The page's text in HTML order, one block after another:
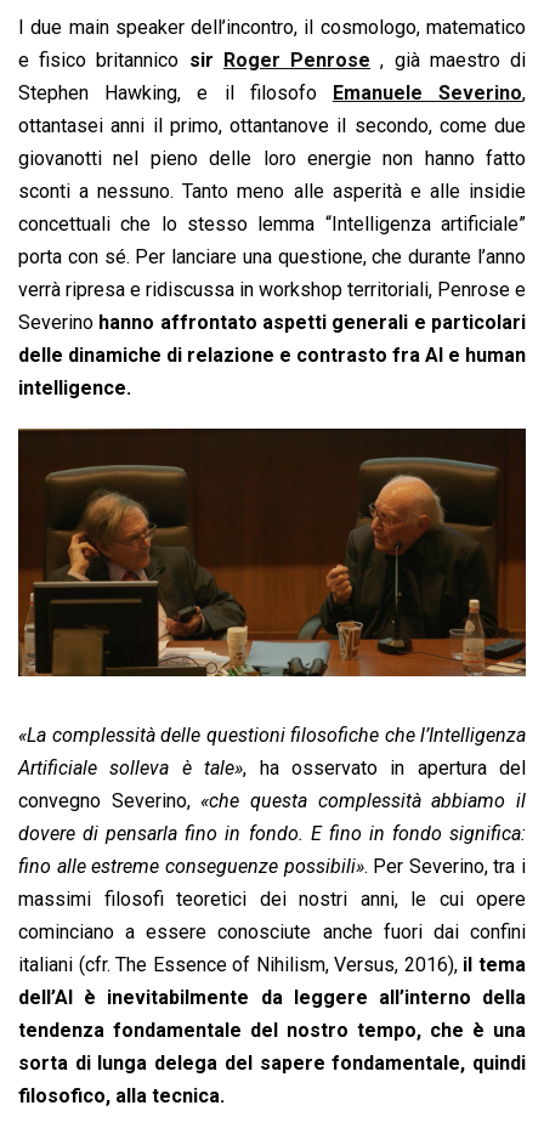
I due main speaker dell’incontro, il cosmologo, matematico
e fisico britannico sir Roger Penrose , già maestro di
Stephen Hawking, e il filosofo Emanuele Severino,
ottantasei anni il primo, ottantanove il secondo, come due
giovanotti nel pieno delle loro energie non hanno fatto
sconti a nessuno. Tanto meno alle asperità e alle insidie
concettuali che lo stesso lemma “Intelligenza artificiale”
porta con sé. Per lanciare una questione, che durante l’anno
verrà ripresa e ridiscussa in workshop territoriali, Penrose e
Severino hanno affrontato aspetti generali e particolari
delle dinamiche di relazione e contrasto fra AI e human
intelligence.
«La complessità delle questioni filosofiche che l’Intelligenza
Artificiale solleva è tale», ha osservato in apertura del
convegno Severino,«che questa complessità abbiamo il
dovere di pensarla fino in fondo. E fino in fondo significa:
fino alle estreme conseguenze possibili». Per Severino, tra i
massimi filosofi teoretici dei nostri anni, le cui opere
cominciano a essere conosciute anche fuori dai confini
italiani (cfr. The Essence of Nihilism, Versus, 2016), il tema
dell’AI è inevitabilmente da leggere all’interno della
tendenza fondamentale del nostro tempo, che è una
sorta di lunga delega del sapere fondamentale, quindi
filosofico, alla tecnica.